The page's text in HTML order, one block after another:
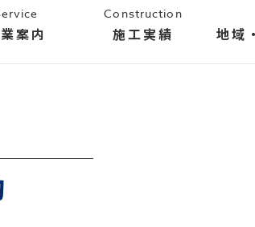
案内
Construction
施工実績 地域